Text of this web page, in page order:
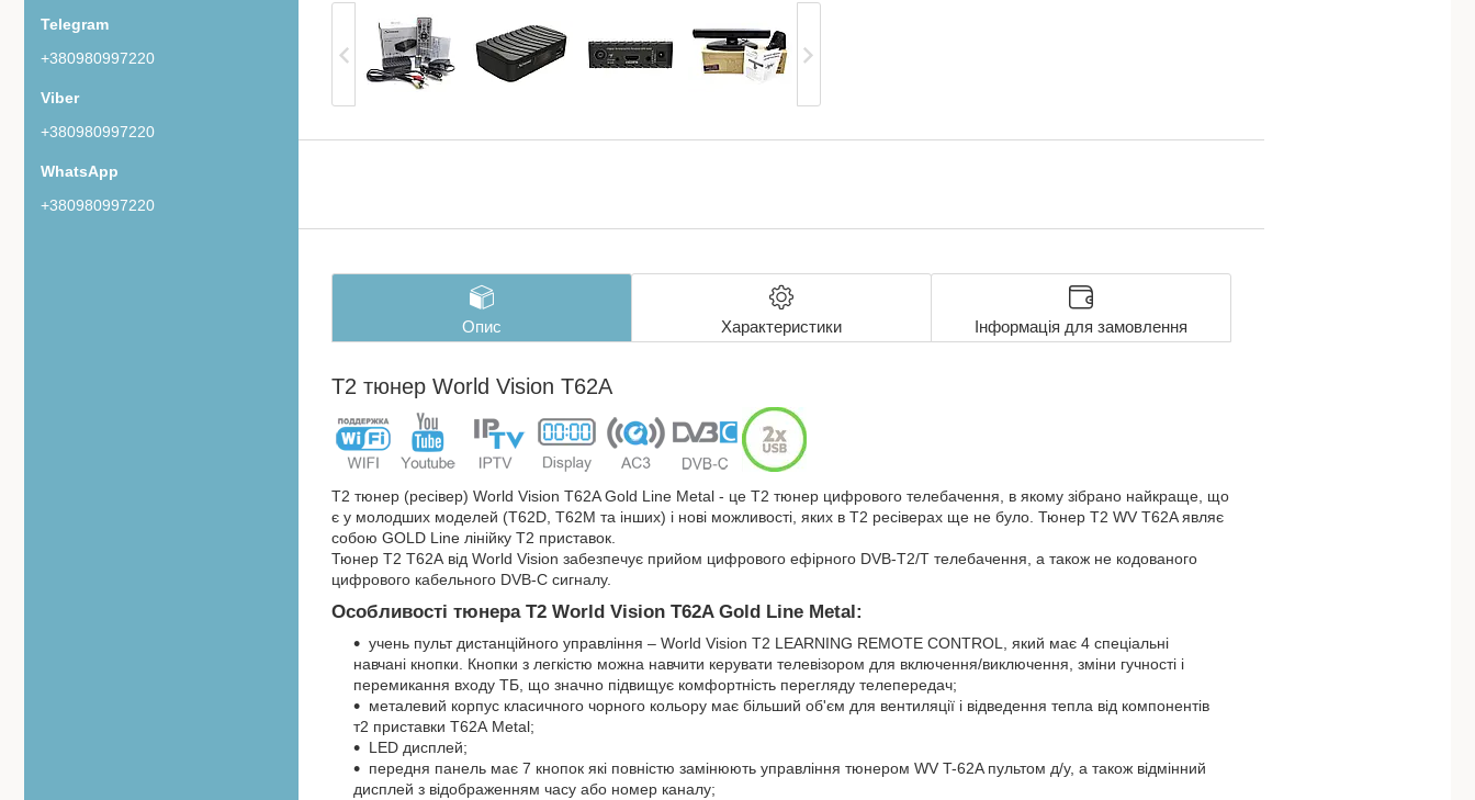
Опис Характеристики Інформація для замовлення
T2 тюнер World Vision T62A
Т2 тюнер (ресівер) World Vision T62A Gold Line Metal - це Т2 тюнер цифрового телебачення, в якому зібрано найкраще, що
є у молодших моделей (T62D, T62M та інших) і нові можливості, яких в Т2 ресіверах ще не було. Тюнер Т2 WV T62A являє
собою GOLD Line лінійку Т2 приставок.
Тюнер Т2 Т62А від World Vision забезпечує прийом цифрового ефірного DVB-T2/T телебачення, а також не кодованого
цифрового кабельного DVB-C сигналу.
Особливості тюнера Т2 World Vision T62A Gold Line Metal:
учень пульт дистанційного управління – World Vision T2 LEARNING REMOTE CONTROL, який має 4 спеціальні
навчані кнопки. Кнопки з легкістю можна навчити керувати телевізором для включення/виключення, зміни гучності і
перемикання входу ТБ, що значно підвищує комфортність перегляду телепередач;
металевий корпус класичного чорного кольору має більший об'єм для вентиляції і відведення тепла від компонентів
т2 приставки Т62А Metal;
LED дисплей;
передня панель має 7 кнопок які повністю замінюють управління тюнером WV T-62A пультом д/у, а також відмінний
дисплей з відображенням часу або номер каналу;
+380980997220
+380980997220
+380980997220